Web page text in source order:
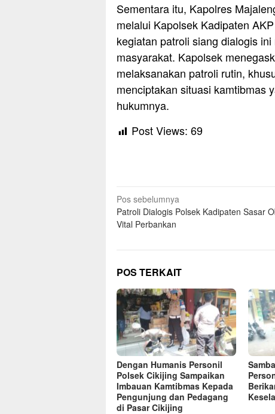
Sementara itu, Kapolres
melalui Kapolsek Kadipaten
kegiatan patroli siang dialogis
masyarakat. Kapolsek
melaksanakan patroli rutin,
menciptakan situasi kamtibmas
hukumnya.
Post Views: 69
Navigasi
pos
Pos sebelumnya
Patroli Dialogis Polsek Kadipaten Sasar
Vital Perbankan
POS TERKAIT
Dengan Humanis Personil
Polsek Cikijing Sampaikan
Imbauan Kamtibmas Kepada
Pengunjung dan Pedagang
di Pasar Cikijing